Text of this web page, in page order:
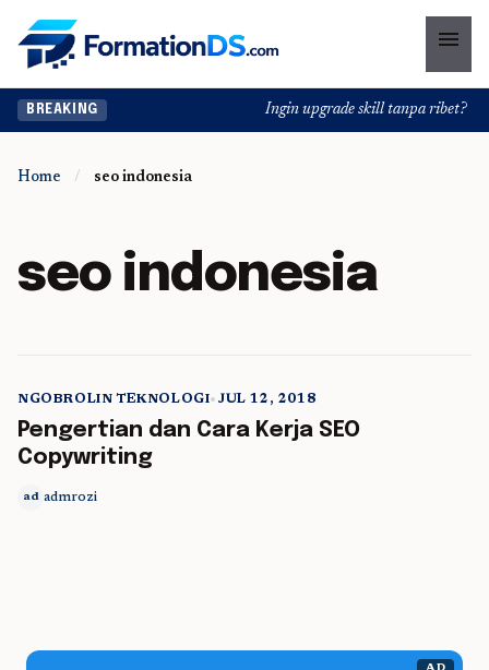
menu
BREAKING Ingin upgrade skill tanpa ribet?
Home / seo indonesia
seo indonesia
NGOBROLIN TEKNOLOGI• JUL 12, 2018
Pengertian dan Cara Kerja SEO
Copywriting
ad admrozi